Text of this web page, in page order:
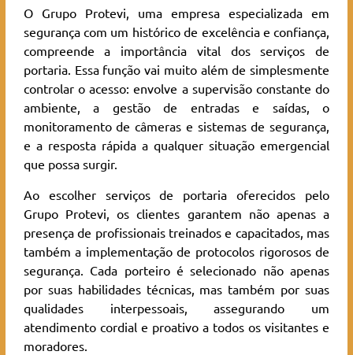
O Grupo Protevi, uma empresa especializada em
segurança com um histórico de excelência e confiança,
compreende a importância vital dos serviços de
portaria. Essa função vai muito além de simplesmente
controlar o acesso: envolve a supervisão constante do
ambiente, a gestão de entradas e saídas, o
monitoramento de câmeras e sistemas de segurança,
e a resposta rápida a qualquer situação emergencial
que possa surgir.
Ao escolher serviços de portaria oferecidos pelo
Grupo Protevi, os clientes garantem não apenas a
presença de profissionais treinados e capacitados, mas
também a implementação de protocolos rigorosos de
segurança. Cada porteiro é selecionado não apenas
por suas habilidades técnicas, mas também por suas
qualidades interpessoais, assegurando um
atendimento cordial e proativo a todos os visitantes e
moradores.